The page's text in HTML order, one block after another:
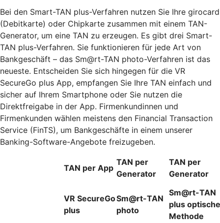
Bei den Smart-TAN plus-Verfahren nutzen Sie Ihre girocard
(Debitkarte) oder Chipkarte zusammen mit einem TAN-
Generator, um eine TAN zu erzeugen. Es gibt drei Smart-
TAN plus-Verfahren. Sie funktionieren für jede Art von
Bankgeschäft – das Sm@rt-TAN photo-Verfahren ist das
neueste. Entscheiden Sie sich hingegen für die VR
SecureGo plus App, empfangen Sie Ihre TAN einfach und
sicher auf Ihrem Smartphone oder Sie nutzen die
Direktfreigabe in der App. Firmenkundinnen und
Firmenkunden wählen meistens den Financial Transaction
Service (FinTS), um Bankgeschäfte in einem unserer
Banking-Software-Angebote freizugeben.
TAN per App
TAN per
Generator
TAN per
Generator
VR SecureGo
plus
Sm@rt-TAN
photo
Sm@rt-TAN
plus optische
Methode